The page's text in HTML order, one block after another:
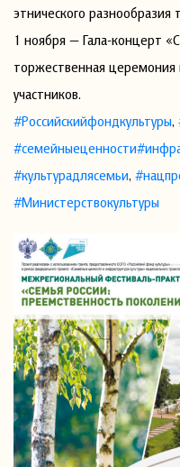
этнического
1 ноября — Гала-концерт
торжественная церемония
участников.
#Российскийфондкультуры,
#семейныеценности
#культурадлясемьи,
#Министерствокультуры